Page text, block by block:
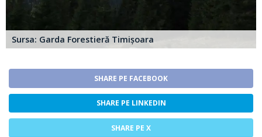
Sursa: Garda Forestieră Timișoara
SHARE PE FACEBOOK
SHARE PE LINKEDIN
SHARE PE X